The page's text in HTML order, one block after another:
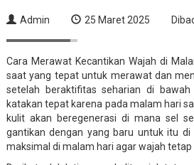
Admin 25 Maret 2025
Cara Merawat Kecantikan Wajah di
saat yang tepat untuk merawat dan
setelah beraktifitas seharian di
katakan tepat karena pada malam hari
kulit akan beregenerasi di mana sel
gantikan dengan yang baru untuk itu di
maksimal di malam hari agar wajah